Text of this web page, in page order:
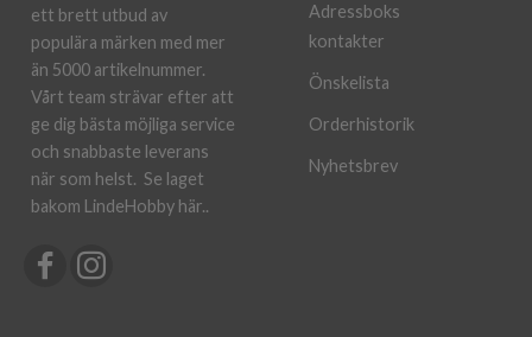
ett brett utbud av
populära märken med mer
än 5000 artikelnummer.
Vårt team strävar efter att
ge dig bästa möjliga service
och snabbaste leverans
när som helst. Se laget
bakom LindeHobby här..
Adressboks
kontakter
Önskelista
Orderhistorik
Nyhetsbrev